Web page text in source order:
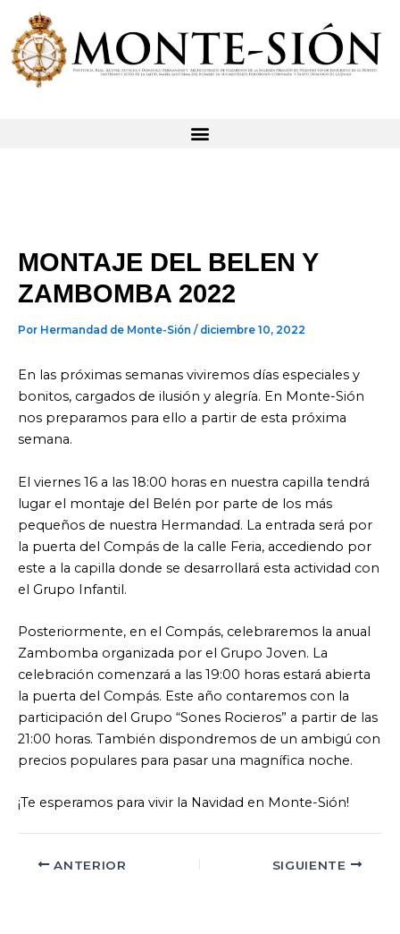
contenido
MONTAJE DEL BELEN Y
ZAMBOMBA 2022
Por Hermandad de Monte-Sión / diciembre 10, 2022
En las próximas semanas viviremos días especiales y
bonitos, cargados de ilusión y alegría. En Monte-Sión
nos preparamos para ello a partir de esta próxima
semana.
El viernes 16 a las 18:00 horas en nuestra capilla tendrá
lugar el montaje del Belén por parte de los más
pequeños de nuestra Hermandad. La entrada será por
la puerta del Compás de la calle Feria, accediendo por
este a la capilla donde se desarrollará esta actividad con
el Grupo Infantil.
Posteriormente, en el Compás, celebraremos la anual
Zambomba organizada por el Grupo Joven. La
celebración comenzará a las 19:00 horas estará abierta
la puerta del Compás. Este año contaremos con la
participación del Grupo “Sones Rocieros” a partir de las
21:00 horas. También dispondremos de un ambigú con
precios populares para pasar una magnífica noche.
¡Te esperamos para vivir la Navidad en Monte-Sión!
ANTERIOR SIGUIENTE